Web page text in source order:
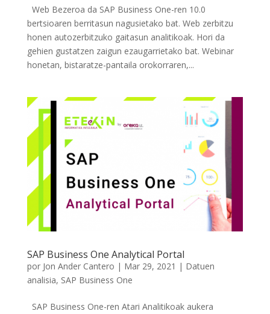
Web Bezeroa da SAP Business One-ren 10.0
bertsioaren berritasun nagusietako bat. Web zerbitzu
honen autozerbitzuko gaitasun analitikoak. Hori da
gehien gustatzen zaigun ezaugarrietako bat. Webinar
honetan, bistaratze-pantaila orokorraren,...
SAP Business One Analytical Portal
por Jon Ander Cantero | Mar 29, 2021 | Datuen
analisia, SAP Business One
SAP Business One-ren Atari Analitikoak aukera